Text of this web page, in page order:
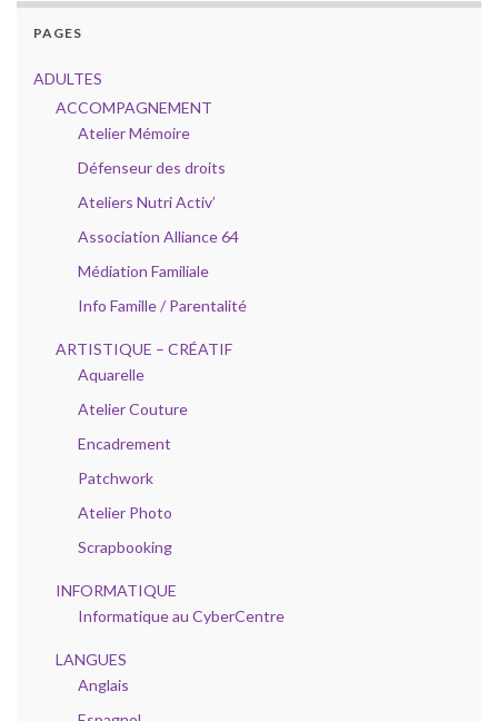
PAGES
ADULTES
ACCOMPAGNEMENT
Atelier Mémoire
Défenseur des droits
Ateliers Nutri Activ’
Association Alliance 64
Médiation Familiale
Info Famille / Parentalité
ARTISTIQUE – CRÉATIF
Aquarelle
Atelier Couture
Encadrement
Patchwork
Atelier Photo
Scrapbooking
INFORMATIQUE
Informatique au CyberCentre
LANGUES
Anglais